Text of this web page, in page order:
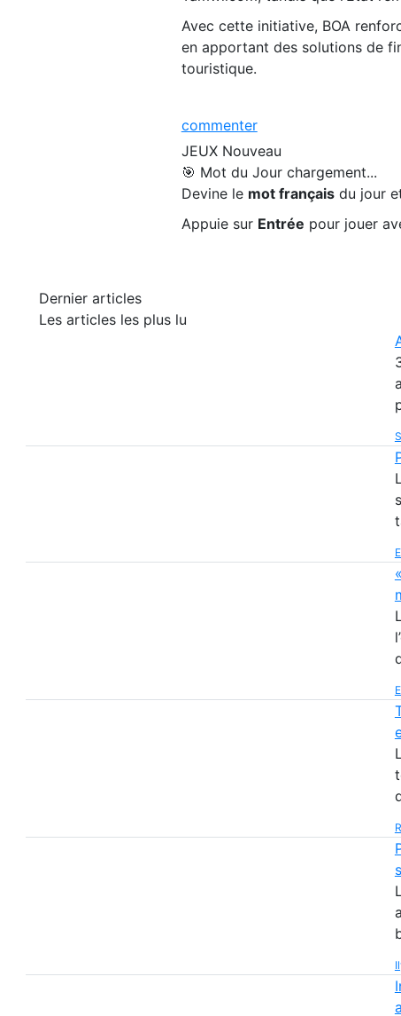
Avec cette initiative, BOA
en apportant des solutions de
touristique.
commenter
JEUX Nouveau
🎯 Mot du Jour chargement...
Devine le mot françaisdu jour
Appuie sur Entrée pour jouer
Dernier articles
Les articles les plus lu